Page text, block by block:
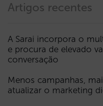
Artigos recentes
A Sarai incorpora o
e procura de elevado
conversação
Menos campanhas,
atualizar o marketing